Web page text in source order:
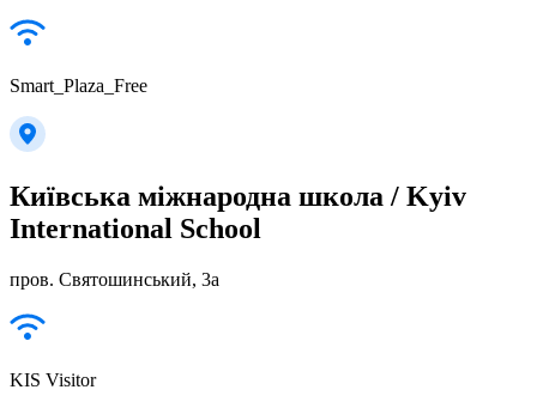
Smart_Plaza_Free
Київська міжнародна школа / Kyiv
International School
пров. Святошинський, 3а
KIS Visitor